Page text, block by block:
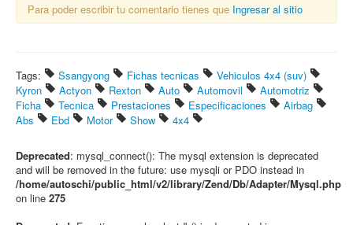
Para poder escribir tu comentario tienes que Ingresar al sitio
Tags: Ssangyong Fichas tecnicas
Vehiculos 4x4 (suv)
Kyron
Actyon Rexton Auto Automovil
Automotriz
Ficha
Tecnica Prestaciones Especificaciones
Airbag
Abs
Ebd Motor Show 4x4
Deprecated: mysql_connect(): The mysql extension is deprecated
and will be removed in the future: use mysqli or PDO instead in
/home/autoschi/public_html/v2/library/Zend/Db/Adapter/Mysql.php
on line 275